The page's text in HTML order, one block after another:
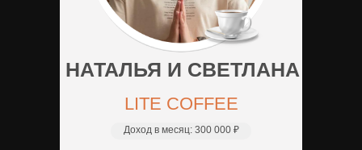
НАТАЛЬЯ И СВЕТЛАНА
Доход в месяц: 300 000 ₽
LITE COFFEE